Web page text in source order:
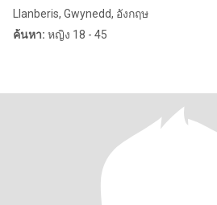
Llanberis, Gwynedd, อังกฤษ
ค้นหา: หญิง 18 - 45